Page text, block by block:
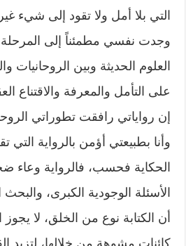
التي بلا أمل ولا تقود إلى شيء
وجدت نفسي مطمئناً إلى المرحلة
العلوم الحديثة وبين الروحانيات
على التأمل والمعرفة والاقتناع
إن رواياتي رافقت تطوراتي
وأنا بطبيعتي أؤمن بالرواية
الحكاية فحسب، فالرواية وعاء
الأسئلة الوجودية الكبرى،
أن الكتابة نوع من الخلق، لا